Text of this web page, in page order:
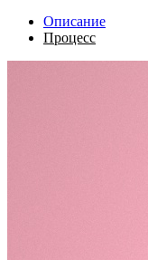
Описание
Процесс